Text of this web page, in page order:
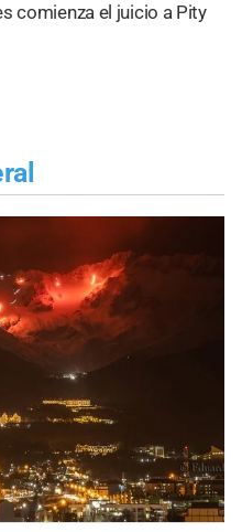
comienza el juicio a Pity